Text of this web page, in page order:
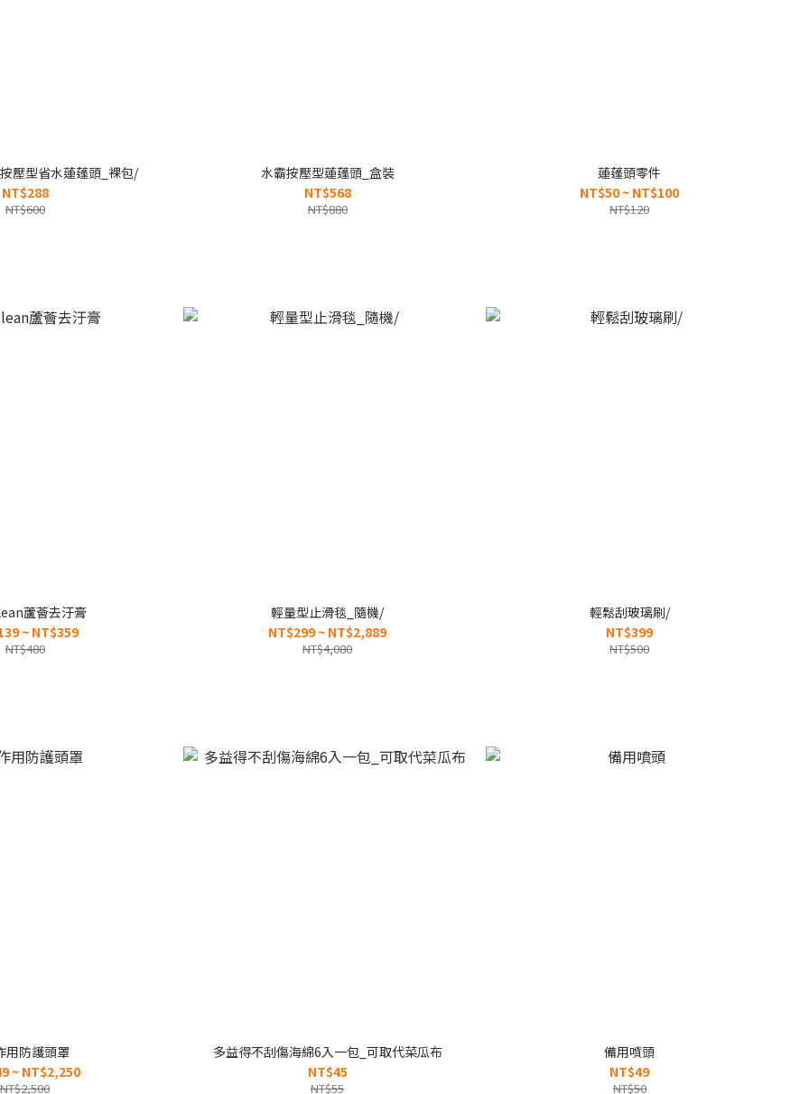
按壓型省水蓮蓬頭_裸包/
NT$288
NT$600
水霸按壓型蓮蓬頭_盒裝
NT$568
NT$880
蓮蓬頭零件
NT$50 ~ NT$100
NT$120
蘆薈去汙膏
~ NT$359
NT$480
輕量型止滑毯_隨機/
NT$299 ~ NT$2,889
NT$4,080
輕鬆刮玻璃刷/
NT$399
NT$500
用防護頭罩
~ NT$2,250
NT$2,500
多益得不刮傷海綿6入一包_可取代菜瓜布
NT$45
NT$55
備用噴頭
NT$49
NT$50